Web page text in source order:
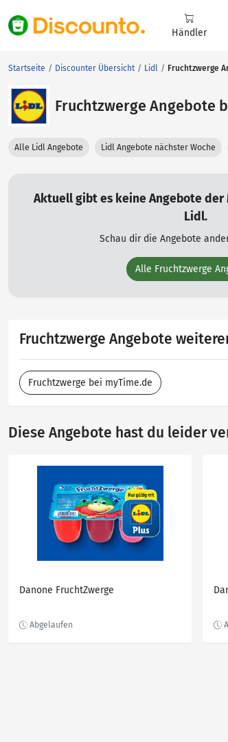
Händler
Startseite Discounter Übersicht Lidl Fruchtzwerge
Fruchtzwerge Angebote
Alle Lidl Angebote Lidl Angebote nächster Woche
Aktuell gibt es keine Angebote der
Lidl.
Schau dir die Angebote
Alle Fruchtzwerge
Fruchtzwerge Angebote
Fruchtzwerge bei myTime.de
Diese Angebote hast du leider
Danone FruchtZwerge